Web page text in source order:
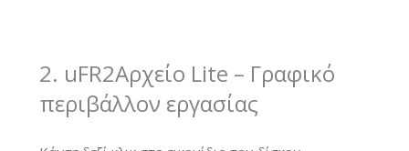
2. uFR2Αρχείο Lite – Γραφικό
περιβάλλον εργασίας